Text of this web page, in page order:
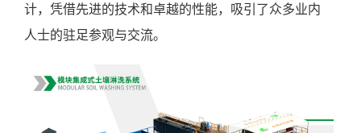
计，凭借先进的技术和卓越的性能，吸引了众多业内
人士的驻足参观与交流。